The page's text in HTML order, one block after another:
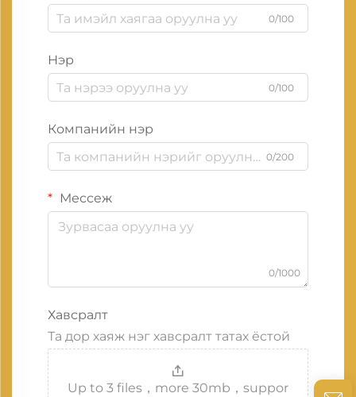
0/100
Нэр
0/100
Компанийн нэр
0/200
Мессеж
0/1000
Хавсралт
Та дор хаяж нэг хавсралт татах ёстой
Up to 3 files，more 30mb，suppor